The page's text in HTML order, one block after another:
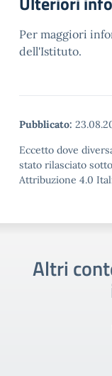
Per maggiori
dell'Istituto.
Pubblicato:
Eccetto dove
stato rilasciato
Attribuzione 4.0
Altri